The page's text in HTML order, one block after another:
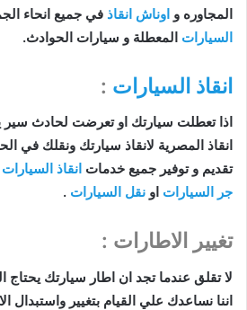
المجاوره و اوناش انقاذ في جميع انحاء
السيارات المعطلة و سيارات الحوادث.
انقاذ السيارات :
اذا تعطلت سيارتك او تعرضت لحادث سير
انقاذ المصرية لانقاذ سيارتك ونقلك في
تقديم و توفير جميع خدمات انقاذ السيارات
جر السيارات او نقل السيارات .
تغيير الاطارات :
لا تقلق عندما تجد ان اطار سيارتك يحتاج
اننا نساعدك علي القيام بتغيير واستبدال